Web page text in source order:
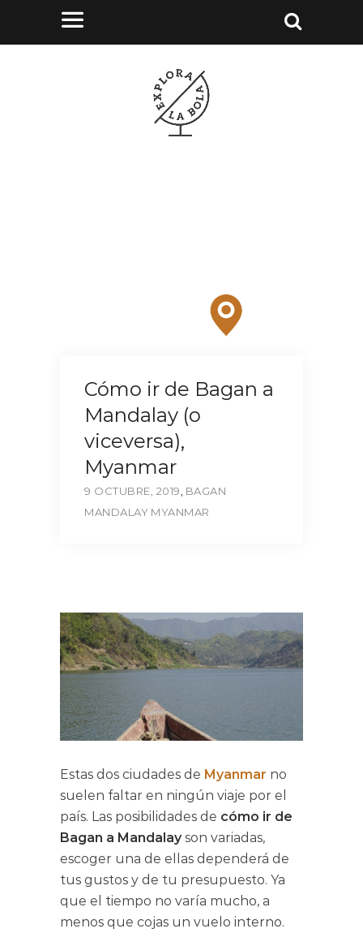
Cómo ir de Bagan a
Mandalay (o
viceversa),
Myanmar
9 OCTUBRE, 2019 BAGAN
MANDALAY MYANMAR
Estas dos ciudades de Myanmar no
suelen faltar en ningún viaje por el
país. Las posibilidades de cómo ir de
Bagan a Mandalayson variadas,
escoger una de ellas dependerá de
tus gustos y de tu presupuesto. Ya
que el tiempo no varía mucho, a
menos que cojas un vuelo interno.